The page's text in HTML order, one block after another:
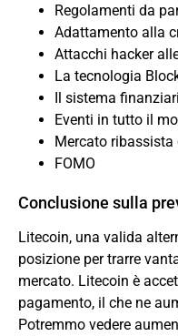
Regolamenti da
Adattamento alla
Attacchi hacker
La tecnologia
Il sistema
Eventi in tutto il
Mercato ribassista
FOMO
Conclusione sulla
Litecoin, una valida
posizione per trarre
mercato. Litecoin è
pagamento, il che ne
Potremmo vedere